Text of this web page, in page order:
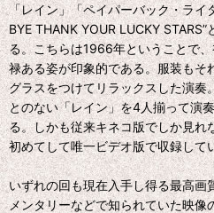
「レイン」「ペイパーバック・ライ
BYE THANK YOUR LUCKY
る。こちらは1966年ということで
禄ある姿が印象的である。服装もそ
グラスをつけてリラックスした演奏
とのない「レイン」を4人揃って演
る。しかも従来キネコ版でしか見れ
初めてして唯一ビデオ版で収録して
いずれの回も現在入手し得る最高画
メンタリーなどで知られていた映像